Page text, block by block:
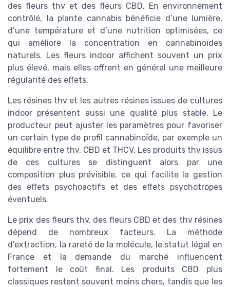
des fleurs thv et des fleurs CBD. En environnement
contrôlé, la plante cannabis bénéficie d’une lumière,
d’une température et d’une nutrition optimisées, ce
qui améliore la concentration en cannabinoïdes
naturels. Les fleurs indoor affichent souvent un prix
plus élevé, mais elles offrent en général une meilleure
régularité des effets.
Les résines thv et les autres résines issues de cultures
indoor présentent aussi une qualité plus stable. Le
producteur peut ajuster les paramètres pour favoriser
un certain type de profil cannabinoïde, par exemple un
équilibre entre thv, CBD et THCV. Les produits thv issus
de ces cultures se distinguent alors par une
composition plus prévisible, ce qui facilite la gestion
des effets psychoactifs et des effets psychotropes
éventuels.
Le prix des fleurs thv, des fleurs CBD et des thv résines
dépend de nombreux facteurs. La méthode
d’extraction, la rareté de la molécule, le statut légal en
France et la demande du marché influencent
fortement le coût final. Les produits CBD plus
classiques restent souvent moins chers, tandis que les